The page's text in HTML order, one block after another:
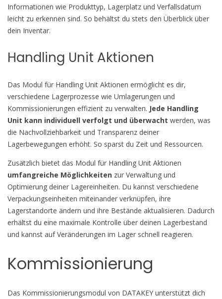
Informationen wie Produkttyp, Lagerplatz und Verfallsdatum
leicht zu erkennen sind. So behältst du stets den Überblick über
dein Inventar.
Handling Unit Aktionen
Das Modul für Handling Unit Aktionen ermöglicht es dir,
verschiedene Lagerprozesse wie Umlagerungen und
Kommissionierungen effizient zu verwalten. Jede Handling
Unit kann individuell verfolgt und überwacht werden, was
die Nachvollziehbarkeit und Transparenz deiner
Lagerbewegungen erhöht. So sparst du Zeit und Ressourcen.
Zusätzlich bietet das Modul für Handling Unit Aktionen
umfangreiche Möglichkeiten zur Verwaltung und
Optimierung deiner Lagereinheiten. Du kannst verschiedene
Verpackungseinheiten miteinander verknüpfen, ihre
Lagerstandorte ändern und ihre Bestände aktualisieren. Dadurch
erhältst du eine maximale Kontrolle über deinen Lagerbestand
und kannst auf Veränderungen im Lager schnell reagieren.
Kommissionierung
Das Kommissionierungsmodul von DATAKEY unterstützt dich